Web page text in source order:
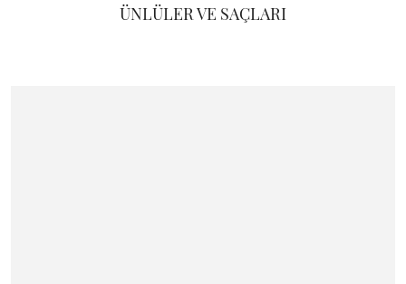
ÜNLÜLER VE SAÇLARI